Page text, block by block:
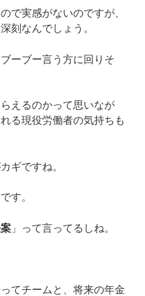
で実感がないのですが、
刻なんでしょう。
ーブー言う方に回りそ
えるのかって思いなが
る現役労働者の気持ちも
ギですね。
す。
」って言ってるしね。
てチームと、将来の年金